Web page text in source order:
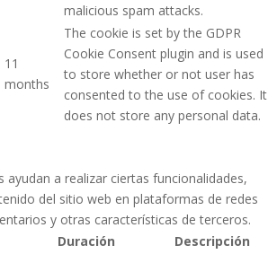
malicious spam attacks.
11
months
The cookie is set by the GDPR
Cookie Consent plugin and is used
to store whether or not user has
consented to the use of cookies. It
does not store any personal data.
ayudan a realizar ciertas funcionalidades,
del sitio web en plataformas de redes
y otras características de terceros.
Duración Descripción